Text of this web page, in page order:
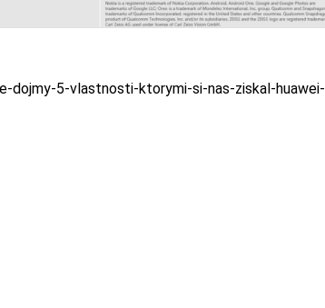
dojmy-5-vlastnosti-ktorymi-si-nas-ziskal-huawei-